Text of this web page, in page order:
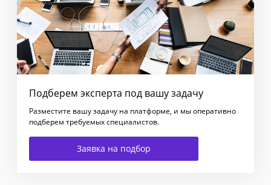
Подберем эксперта под вашу задачу
Разместите вашу задачу на платформе, и мы оперативно
подберем требуемых специалистов.
Заявка на подбор